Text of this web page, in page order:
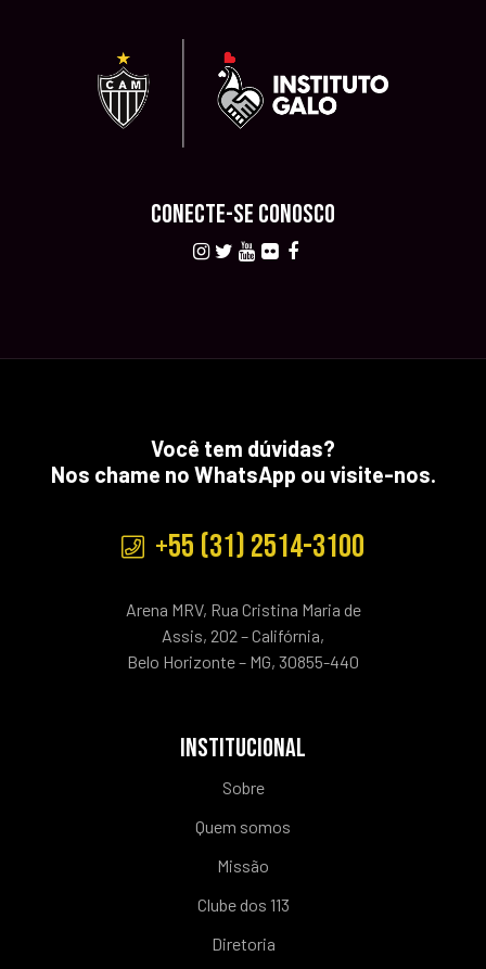
CONECTE-SE CONOSCO
Você tem dúvidas?
Nos chame no WhatsApp ou visite-nos.
+55 (31) 2514-3100
Arena MRV, Rua Cristina Maria de
Assis, 202 – Califórnia,
Belo Horizonte – MG, 30855-440
INSTITUCIONAL
Sobre
Quem somos
Missão
Clube dos 113
Diretoria